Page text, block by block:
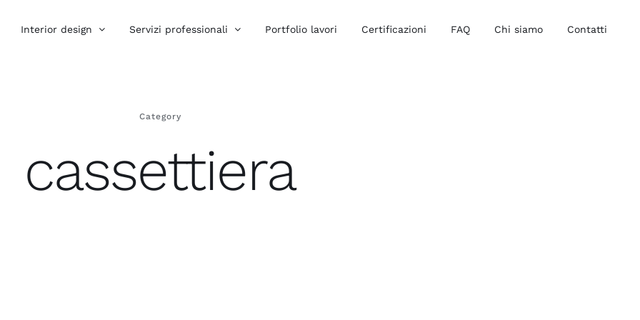
Interior design Servizi professionali Portfolio lavori Certificazioni FAQ Chi siamo Contatti
Category
cassettiera